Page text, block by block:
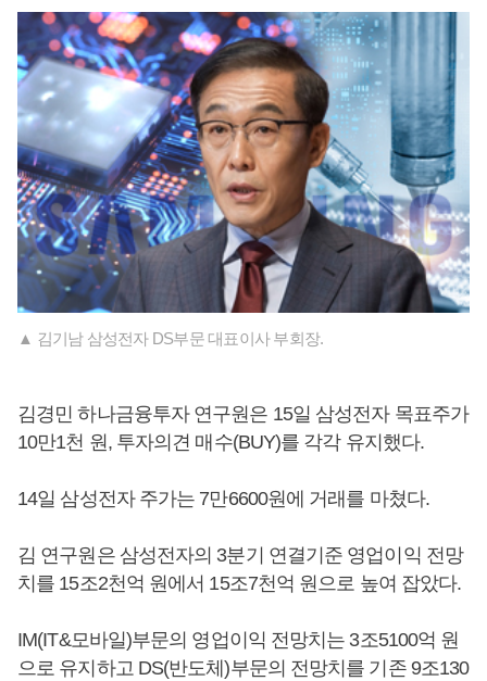
▲ 김기남 삼성전자 DS부문 대표이사 부회장.
김경민 하나금융투자 연구원은 15일 삼성전자 목표주가
10만1천 원, 투자의견 매수(BUY)를 각각 유지했다.
14일 삼성전자 주가는 7만6600원에 거래를 마쳤다.
김 연구원은 삼성전자의 3분기 연결기준 영업이익 전망
치를 15조2천억 원에서 15조7천억 원으로 높여 잡았다.
IM(IT&모바일)부문의 영업이익 전망치는 3조5100억 원
으로 유지하고 DS(반도체)부문의 전망치를 기존 9조130